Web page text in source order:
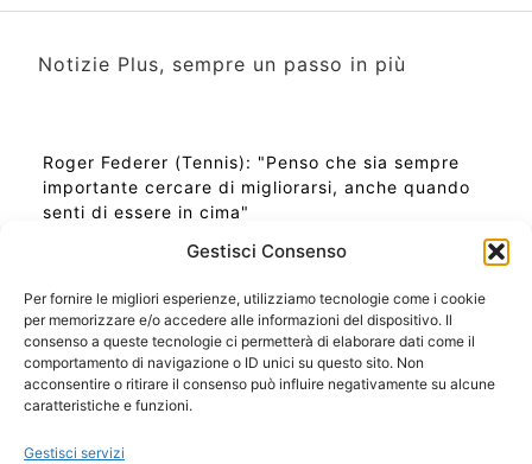
Gestisci Consenso
Per fornire le migliori esperienze, utilizziamo tecnologie come i cookie
per memorizzare e/o accedere alle informazioni del dispositivo. Il
consenso a queste tecnologie ci permetterà di elaborare dati come il
comportamento di navigazione o ID unici su questo sito. Non
acconsentire o ritirare il consenso può influire negativamente su alcune
caratteristiche e funzioni.
Gestisci servizi
Notizie Plus, sempre un passo in più
Roger Federer (Tennis): "Penso che sia sempre
importante cercare di migliorarsi, anche quando
senti di essere in cima"
Ora Esatta in Italia in questo momento
Ti Senti Strano Ultimamente? Potrebbe Essere per
la Risonanza di Schumann
Come Sapere Se Stai Ascendendo alla Quinta